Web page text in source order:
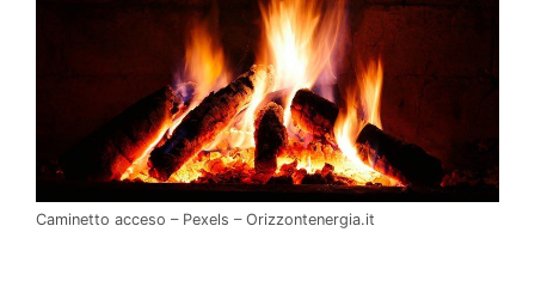
Caminetto acceso – Pexels – Orizzontenergia.it